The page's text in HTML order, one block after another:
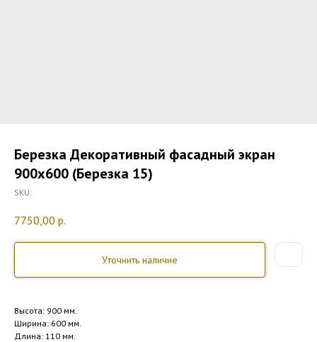
Березка Декоративный фасадный экран
900х600 (Березка 15)
SKU:
7750,00 р.
Уточнить наличие
Высота: 900 мм.
Ширина: 600 мм.
Длина: 110 мм.